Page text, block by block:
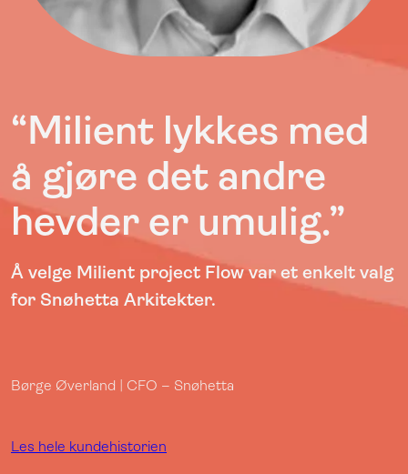
“Milient lykkes med
å gjøre det andre
hevder er umulig.”
Å velge Milient project Flow var et enkelt valg
for Snøhetta Arkitekter.
Børge Øverland | CFO – Snøhetta
Les hele kundehistorien